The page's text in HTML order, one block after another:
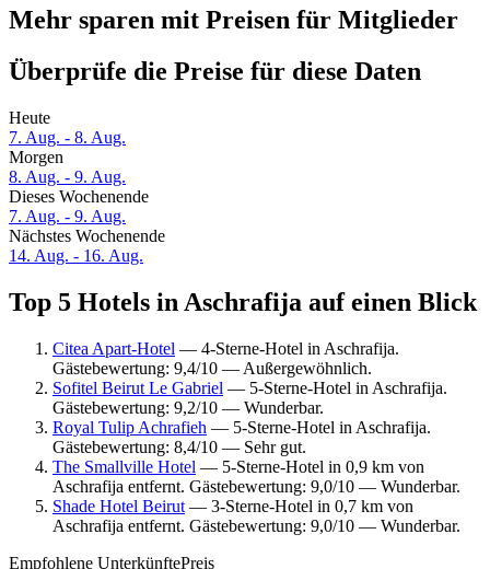
Mehr sparen mit Preisen für Mitglieder
Überprüfe die Preise für diese Daten
Heute
7. Aug. - 8. Aug.
Morgen
8. Aug. - 9. Aug.
Dieses Wochenende
7. Aug. - 9. Aug.
Nächstes Wochenende
14. Aug. - 16. Aug.
Top 5 Hotels in Aschrafija auf einen Blick
Citea Apart-Hotel — 4-Sterne-Hotel in Aschrafija.
Gästebewertung: 9,4/10 — Außergewöhnlich.
Sofitel Beirut Le Gabriel — 5-Sterne-Hotel in Aschrafija.
Gästebewertung: 9,2/10 — Wunderbar.
Royal Tulip Achrafieh — 5-Sterne-Hotel in Aschrafija.
Gästebewertung: 8,4/10 — Sehr gut.
The Smallville Hotel — 5-Sterne-Hotel in 0,9 km von
Aschrafija entfernt. Gästebewertung: 9,0/10 — Wunderbar.
Shade Hotel Beirut — 3-Sterne-Hotel in 0,7 km von
Aschrafija entfernt. Gästebewertung: 9,0/10 — Wunderbar.
Empfohlene UnterkünftePreis